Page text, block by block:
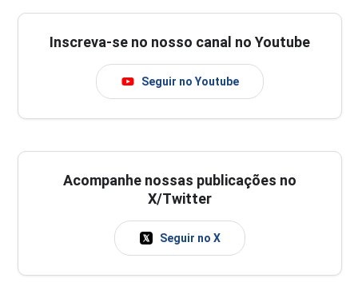
Inscreva-se no nosso canal no Youtube
Seguir no Youtube
Acompanhe nossas publicações no
X/Twitter
Seguir no X